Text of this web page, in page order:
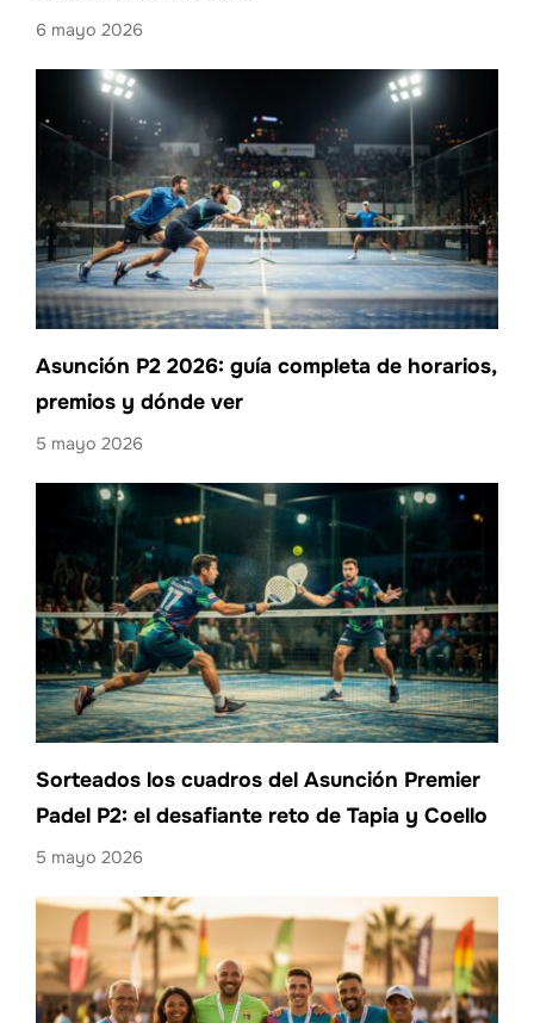
6 mayo 2026
Asunción P2 2026: guía completa de horarios,
premios y dónde ver
5 mayo 2026
Sorteados los cuadros del Asunción Premier
Padel P2: el desafiante reto de Tapia y Coello
5 mayo 2026